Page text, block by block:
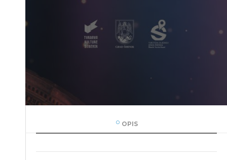
OPIS